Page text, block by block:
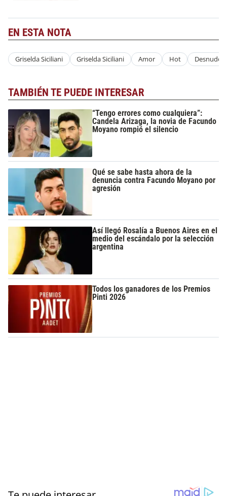
EN ESTA NOTA
Griselda Siciliani Griselda Siciliani Amor Hot Desnudo
TAMBIÉN TE PUEDE INTERESAR
“Tengo errores como cualquiera”:
Candela Arizaga, la novia de Facundo
Moyano rompió el silencio
Qué se sabe hasta ahora de la
denuncia contra Facundo Moyano por
agresión
Así llegó Rosalía a Buenos Aires en el
medio del escándalo por la selección
argentina
Todos los ganadores de los Premios
Pinti 2026